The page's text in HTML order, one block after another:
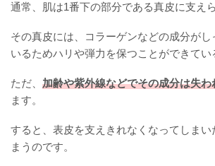
通常、肌は1番下の部分である真皮に支え
その真皮には、コラーゲンなどの成分がし
いるためハリや弾力を保つことができてい
ただ、 加齢や紫外線などでその成分は失わ
ます。
すると、表皮を支えきれなくなってしまい
まうのです。